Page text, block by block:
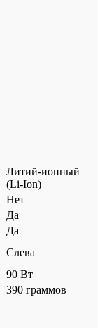
Литий-ионный
(Li-Ion)
Нет
Да
Да
Слева
90 Вт
390 граммов